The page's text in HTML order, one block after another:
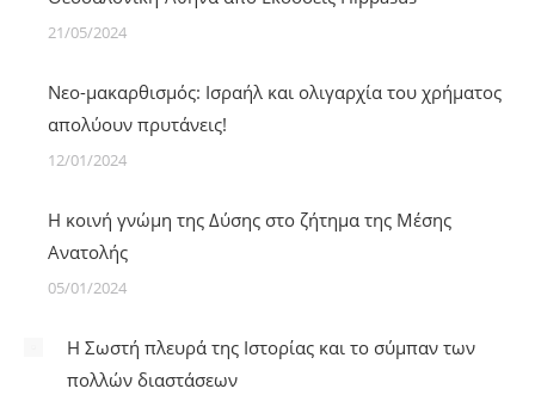
21/05/2024
Νεο-μακαρθισμός: Ισραήλ και ολιγαρχία του χρήματος
απολύουν πρυτάνεις!
12/01/2024
Η κοινή γνώμη της Δύσης στο ζήτημα της Μέσης
Ανατολής
05/01/2024
Η Σωστή πλευρά της Ιστορίας και το σύμπαν των
πολλών διαστάσεων